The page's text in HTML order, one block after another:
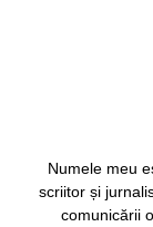
Numele meu
scriitor și
comunicării